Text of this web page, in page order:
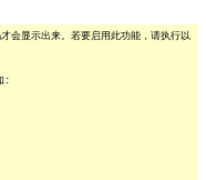
会显示出来。若要启用此功能，请执行以
: